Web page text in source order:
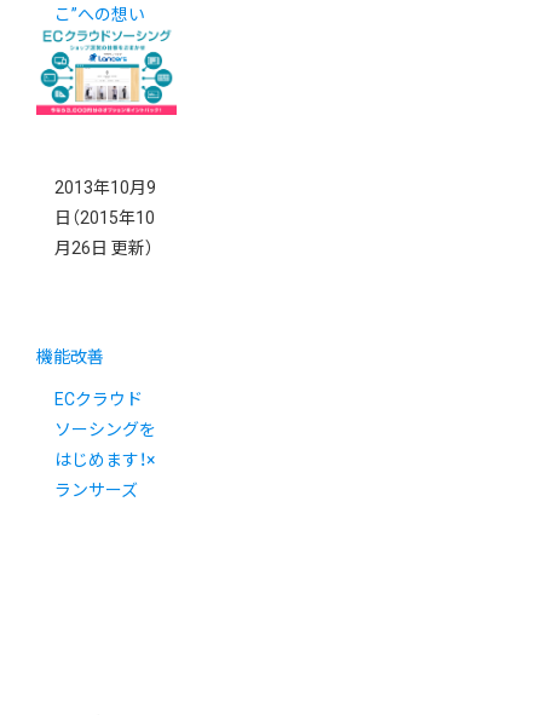
こ”への想い
～
2013年10月9
日 （2015年10
月26日 更新）
機能改善
ECクラウド
ソーシングを
はじめます！×
ランサーズ